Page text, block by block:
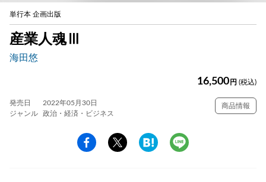
単行本 企画出版
産業人魂Ⅲ
海田悠
16,500 円 (税込)
発売日
2022年05月30日
ジャンル
政治・経済・ビジネス
商品情報